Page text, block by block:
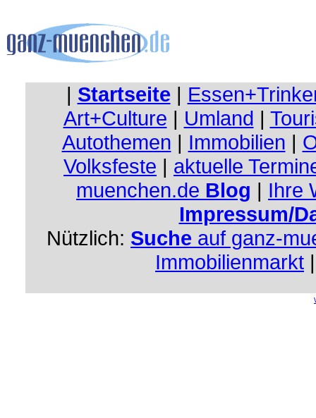
| Startseite |
Art+Culture | Umland |
Autothemen | Immobilien |
Volksfeste | aktuelle
muenchen.de Blog | Ihre
Impressum/
Nützlich: Suche auf ganz-
Immobilienmarkt